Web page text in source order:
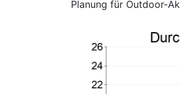
Planung für Outdoor-